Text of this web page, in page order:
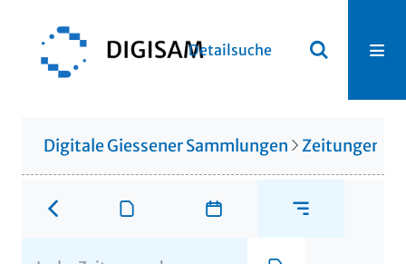
Detailsuche
Digitale Giessener Sammlungen Zeitungen